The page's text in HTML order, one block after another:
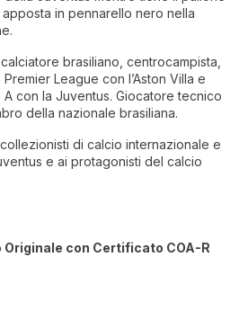
in pennarello nero nella
brasiliano, centrocampista,
League con l’Aston Villa e
con la Juventus. Giocatore tecnico
della nazionale brasiliana.
di calcio internazionale e
e ai protagonisti del calcio
con Certificato COA-R